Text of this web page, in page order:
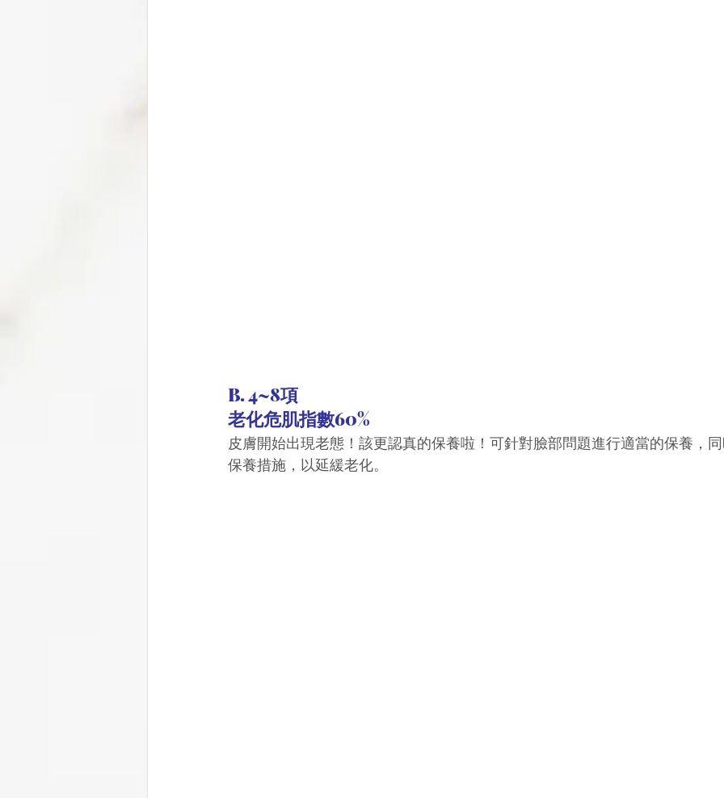
B. 4~8項
老化危肌指數60%
皮膚開始出現老態！該更認真的保養啦！可針對臉部問題進行適當的保養，
保養措施，以延緩老化。